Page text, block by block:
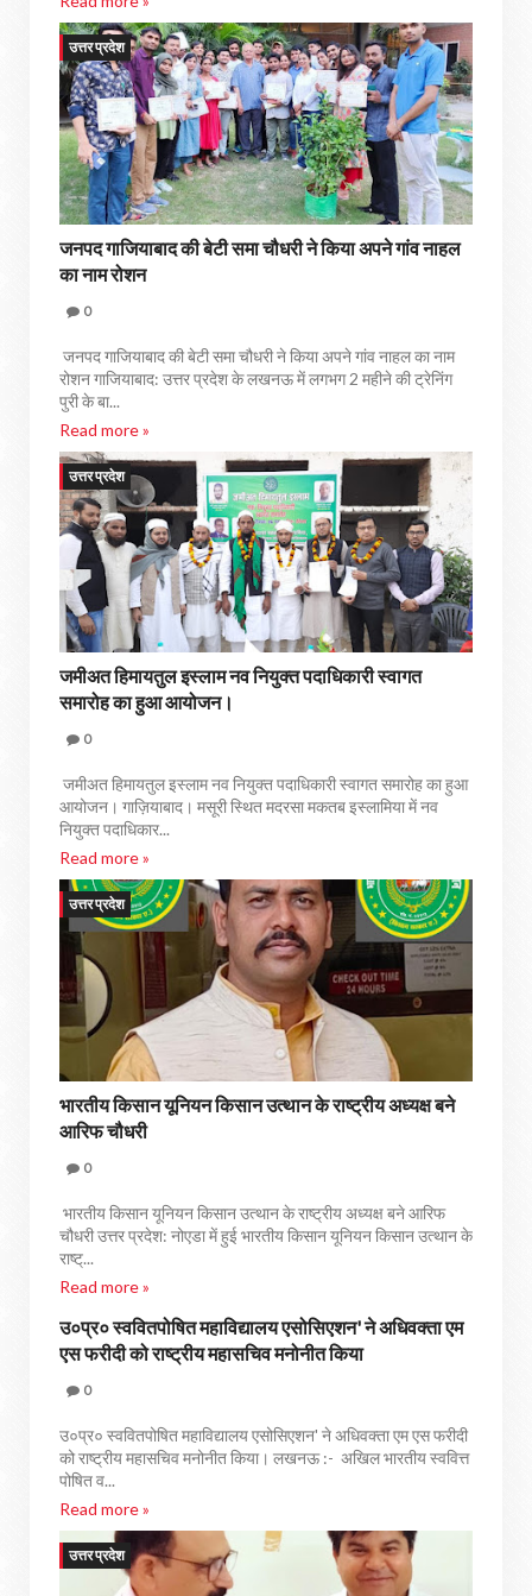
उत्तर प्रदेश
जनपद गाजियाबाद की बेटी समा चौधरी ने किया अपने गांव नाहल
का नाम रोशन
0
जनपद गाजियाबाद की बेटी समा चौधरी ने किया अपने गांव नाहल का नाम
रोशन गाजियाबाद: उत्तर प्रदेश के लखनऊ में लगभग 2 महीने की ट्रेनिंग
पुरी के बा...
Read more »
उत्तर प्रदेश
जमीअत हिमायतुल इस्लाम नव नियुक्त पदाधिकारी स्वागत
समारोह का हुआ आयोजन।
0
जमीअत हिमायतुल इस्लाम नव नियुक्त पदाधिकारी स्वागत समारोह का हुआ
आयोजन। गाज़ियाबाद। मसूरी स्थित मदरसा मकतब इस्लामिया में नव
नियुक्त पदाधिकार...
Read more »
उत्तर प्रदेश
भारतीय किसान यूनियन किसान उत्थान के राष्ट्रीय अध्यक्ष बने
आरिफ चौधरी
0
भारतीय किसान यूनियन किसान उत्थान के राष्ट्रीय अध्यक्ष बने आरिफ
चौधरी उत्तर प्रदेश: नोएडा में हुई भारतीय किसान यूनियन किसान उत्थान के
राष्ट्...
Read more »
उत्तर प्रदेश
उ०प्र० स्ववितपोषित महाविद्यालय एसोसिएशन' ने अधिवक्ता एम
एस फरीदी को राष्ट्रीय महासचिव मनोनीत किया
0
उ०प्र० स्ववितपोषित महाविद्यालय एसोसिएशन' ने अधिवक्ता एम एस फरीदी
को राष्ट्रीय महासचिव मनोनीत किया। लखनऊ :- अखिल भारतीय स्ववित्त
पोषित व...
Read more »
उत्तर प्रदेश